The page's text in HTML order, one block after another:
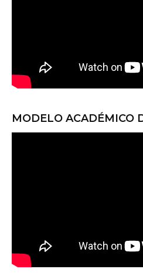
MODELO ACADÉMICO